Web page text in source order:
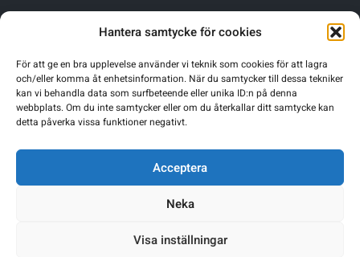
Hantera samtycke för cookies
För att ge en bra upplevelse använder vi teknik som cookies för att lagra
och/eller komma åt enhetsinformation. När du samtycker till dessa tekniker
kan vi behandla data som surfbeteende eller unika ID:n på denna
webbplats. Om du inte samtycker eller om du återkallar ditt samtycke kan
detta påverka vissa funktioner negativt.
Acceptera
Neka
Visa inställningar